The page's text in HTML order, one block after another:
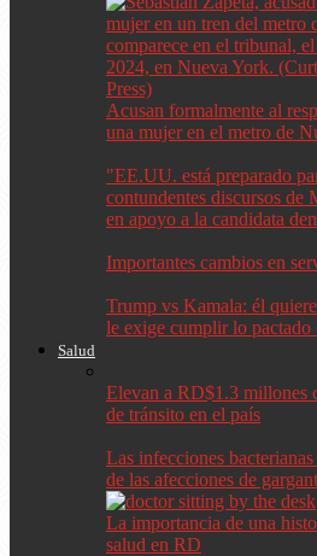
Acusan formalmente al
una mujer en el metro de
"EE.UU. está preparado
contundentes discursos de
en apoyo a la candidata
Importantes cambios en
Trump vs Kamala: él
le exige cumplir lo pactado
Salud
Elevan a RD$1.3 millones
de tránsito en el país
Las infecciones
de las afecciones de
La importancia de una
salud en RD